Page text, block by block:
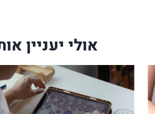
אולי יעניין